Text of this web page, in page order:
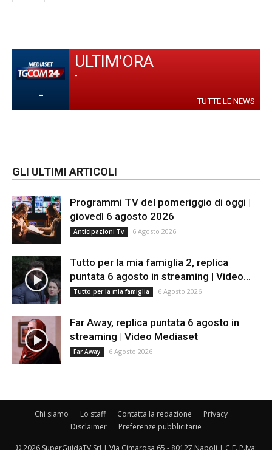
-
ULTIM'ORA
-
TUTTE LE NEWS
GLI ULTIMI ARTICOLI
Programmi TV del pomeriggio di oggi |
giovedì 6 agosto 2026
Anticipazioni Tv 6 Agosto 2026
Tutto per la mia famiglia 2, replica
puntata 6 agosto in streaming | Video...
Tutto per la mia famiglia 6 Agosto 2026
Far Away, replica puntata 6 agosto in
streaming | Video Mediaset
Far Away 6 Agosto 2026
Chi siamo Lo staff Contatta la redazione
Privacy
Disclaimer
Preferenze pubblicitarie